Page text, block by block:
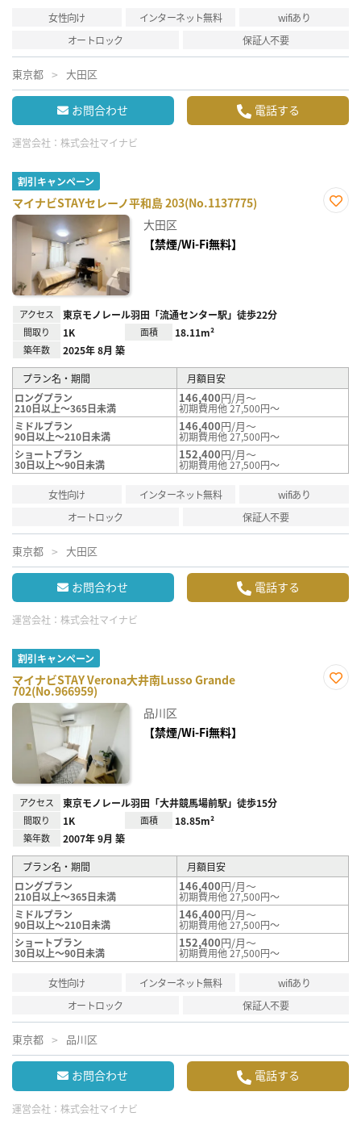
女性向け インターネット無料
wifiあり
オートロック
保証人不要
東京都 大田区
お問合わせ 電話する
運営会社： 株式会社マイナビ
割引キャンペーン
マイナビSTAYセレーノ平和島 203(No.1137775)
大田区
【禁煙/Wi-Fi無料】
アクセス 東京モノレール羽田「流通センター駅」徒歩22分
間取り 1K 面積 18.11m²
築年数 2025年 8月 築
プラン名・期間
月額目安
ロングプラン
210日以上～365日未満
146,400円/月～
初期費用他 27,500円～
ミドルプラン
90日以上～210日未満
146,400円/月～
初期費用他 27,500円～
ショートプラン
30日以上～90日未満
152,400円/月～
初期費用他 27,500円～
女性向け インターネット無料
wifiあり
オートロック
保証人不要
東京都 大田区
お問合わせ 電話する
運営会社： 株式会社マイナビ
割引キャンペーン
マイナビSTAY Verona大井南Lusso Grande
702(No.966959)
品川区
【禁煙/Wi-Fi無料】
アクセス 東京モノレール羽田「大井競馬場前駅」徒歩15分
間取り 1K 面積 18.85m²
築年数 2007年 9月 築
プラン名・期間
月額目安
ロングプラン
210日以上～365日未満
146,400円/月～
初期費用他 27,500円～
ミドルプラン
90日以上～210日未満
146,400円/月～
初期費用他 27,500円～
ショートプラン
30日以上～90日未満
152,400円/月～
初期費用他 27,500円～
女性向け インターネット無料
wifiあり
オートロック
保証人不要
東京都 品川区
お問合わせ 電話する
運営会社： 株式会社マイナビ